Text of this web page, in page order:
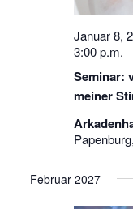
Seminar:
meiner
Januar 8,
3:00 p.m.
Februar 2027